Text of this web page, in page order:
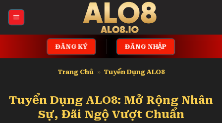
qua
ĐĂNG KÝ ĐĂNG NHẬP
Trang Chủ » Tuyển Dụng ALO8
Tuyển Dụng ALO8: Mở Rộng Nhân
Sự, Đãi Ngộ Vượt Chuẩn